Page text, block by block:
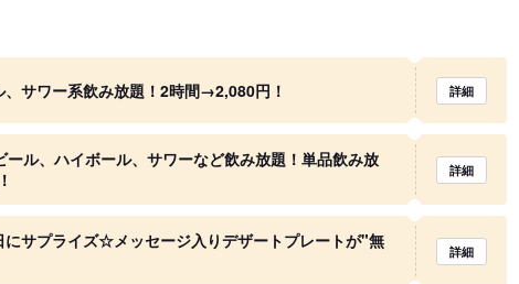
、サワー系飲み放題！2時間→2,080円！ 詳細
ール、ハイボール、サワーなど飲み放題！単品飲み放
詳細
サプライズ☆メッセージ入りデザートプレートが"無
詳細